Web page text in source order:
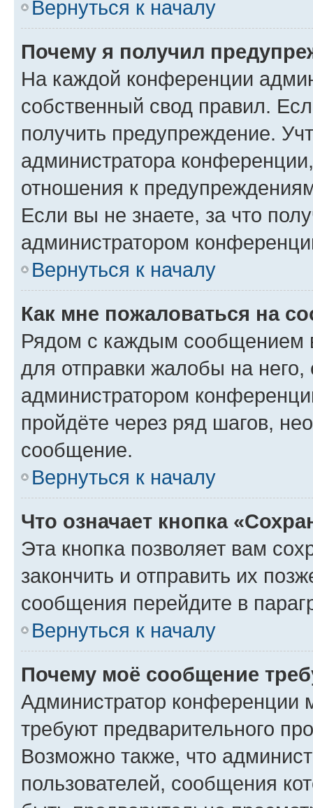
Вернуться к началу
Почему я получил
На каждой конференции
собственный свод правил.
получить предупреждение.
администратора
отношения к
Если вы не знаете, за что
администратором
Вернуться к началу
Как мне пожаловаться на
Рядом с каждым сообщением
для отправки жалобы на
администратором
пройдёте через ряд шагов,
сообщение.
Вернуться к началу
Что означает кнопка
Эта кнопка позволяет вам
закончить и отправить их
сообщения перейдите в
Вернуться к началу
Почему моё сообщение
Администратор конференции
требуют предварительного
Возможно также, что
пользователей, сообщения